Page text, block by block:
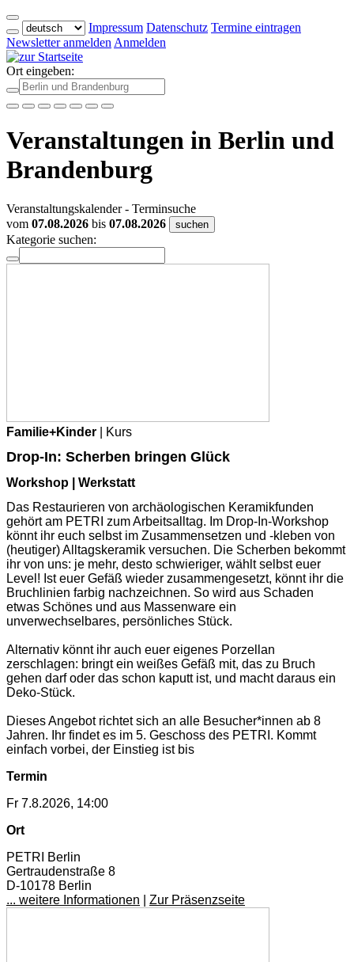
Impressum Datenschutz Termine eintragen
Newsletter anmelden Anmelden
Ort eingeben:
Veranstaltungen in Berlin und
Brandenburg
Veranstaltungskalender - Terminsuche
vom 07.08.2026 bis 07.08.2026 suchen
Kategorie suchen:
Familie+Kinder | Kurs
Drop-In: Scherben bringen Glück
Workshop | Werkstatt
Das Restaurieren von archäologischen Keramikfunden
gehört am PETRI zum Arbeitsalltag. Im Drop-In-Workshop
könnt ihr euch selbst im Zusammensetzen und -kleben von
(heutiger) Alltagskeramik versuchen. Die Scherben bekommt
ihr von uns: je mehr, desto schwieriger, wählt selbst euer
Level! Ist euer Gefäß wieder zusammengesetzt, könnt ihr die
Bruchlinien farbig nachzeichnen. So wird aus Schaden
etwas Schönes und aus Massenware ein
unverwechselbares, persönliches Stück.
Alternativ könnt ihr auch euer eigenes Porzellan
zerschlagen: bringt ein weißes Gefäß mit, das zu Bruch
gehen darf oder das schon kaputt ist, und macht daraus ein
Deko-Stück.
Dieses Angebot richtet sich an alle Besucher*innen ab 8
Jahren. Ihr findet es im 5. Geschoss des PETRI. Kommt
einfach vorbei, der Einstieg ist bis
Termin
Fr 7.8.2026, 14:00
Ort
PETRI Berlin
Gertraudenstraße 8
D-10178 Berlin
... weitere Informationen
Zur Präsenzseite